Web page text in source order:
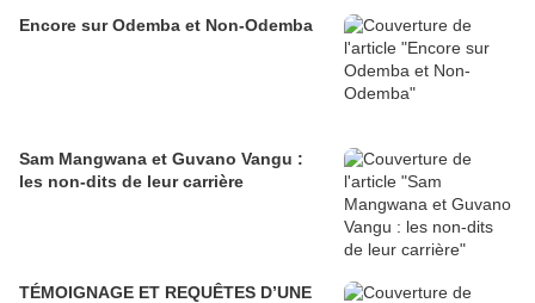
Encore sur Odemba et Non-Odemba
Sam Mangwana et Guvano Vangu :
les non-dits de leur carrière
TÉMOIGNAGE ET REQUÊTES D’UNE